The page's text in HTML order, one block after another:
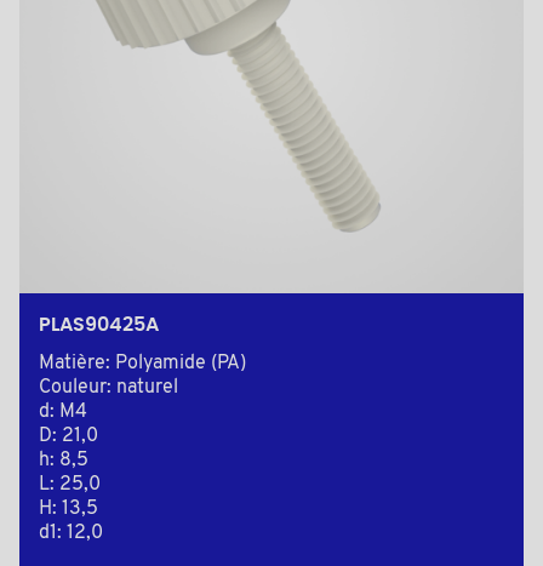
PLAS90425A
Matière: Polyamide (PA)
Couleur: naturel
d: M4
D: 21,0
h: 8,5
L: 25,0
H: 13,5
d1: 12,0